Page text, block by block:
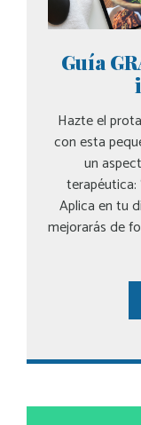
Guía
Hazte el
con esta
un
terapéutica:
Aplica en tu
mejorarás de